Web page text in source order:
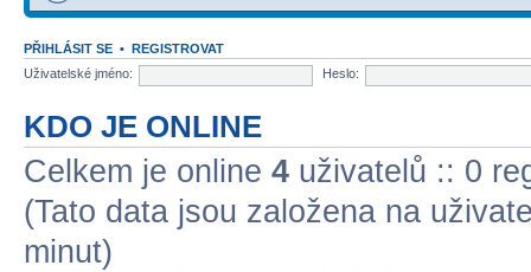
PŘIHLÁSIT SE • REGISTROVAT
Uživatelské jméno:
Heslo:
KDO JE ONLINE
Celkem je online 4 uživatelů :: 0
(Tato data jsou založena na
minut)